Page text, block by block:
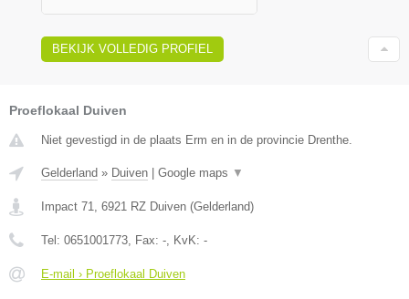
BEKIJK VOLLEDIG PROFIEL
Proeflokaal Duiven
Niet gevestigd in de plaats Erm en in de provincie Drenthe.
Gelderland » Duiven Google maps ▼
Impact 71 6921 RZ Duiven (Gelderland)
Tel: 0651001773 , Fax: - , KvK: -
E-mail › Proeflokaal Duiven